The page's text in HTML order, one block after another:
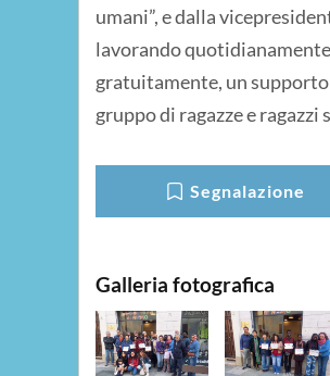
umani”, e dalla
lavorando
gratuitamente, un
gruppo di ragazze e ragazzi
Segnalazione
Galleria fotografica